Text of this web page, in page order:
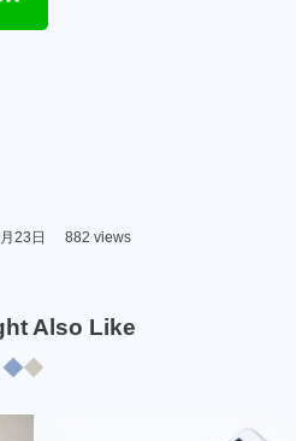
23日 882 views
Also Like